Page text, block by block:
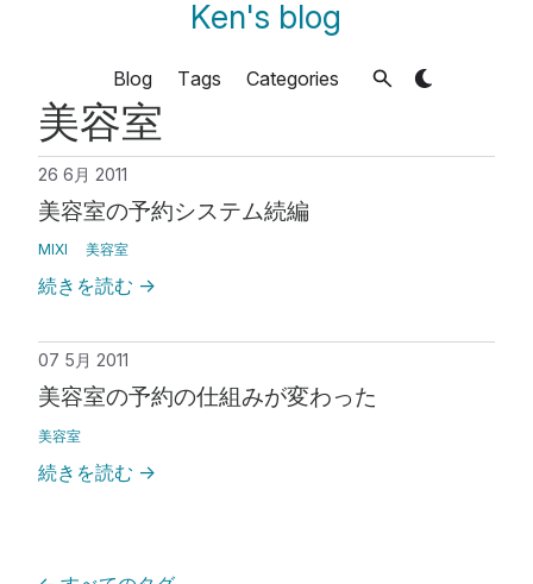
Ken's blog
Blog Tags Categories
美容室
26 6月 2011
美容室の予約システム続編
MIXI 美容室
続きを読む →
07 5月 2011
美容室の予約の仕組みが変わった
美容室
続きを読む →